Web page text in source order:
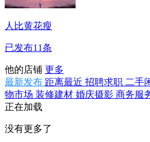
人比黄花瘦
已发布11条
他的店铺 更多
最新发布 距离最近 招聘求职 二手
物市场 装修建材 婚庆摄影 商务服
正在加载
没有更多了